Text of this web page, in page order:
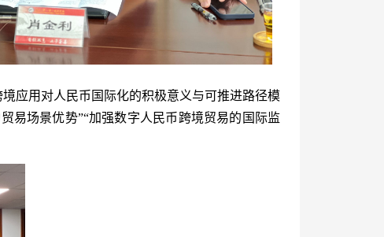
应用对人民币国际化的积极意义与可推进路径模
易场景优势”“加强数字人民币跨境贸易的国际监